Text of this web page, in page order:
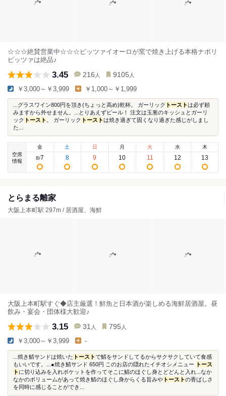
☆☆☆絶賛営業中☆☆☆ピッツァイオーロが窯で焼き上げる本格ナポリ
ピッツァは絶品♪
3.45 216 人 9105 人
￥3,000～￥3,999 ￥1,000～￥1,999
...グラスワイン800円を頂き(ちょっと高め)乾杯。 ガーリック トーストは必ず頼
みますから外せません。...とりあえずビール！ 注文は玉葱のキッシュとガーリ
ック トースト 。 ガーリック トーストは焼き過ぎて固くなり過ぎた感じがしまし
た...
空席
情報
金
8/7
土
8
日
9
月
10
火
11
水
12
木
13
とらまる離家
大阪上本町駅 297m / 居酒屋、海鮮
大阪上本町駅すぐ◆店主厳選！鮮魚と日本酒が楽しめる海鮮居酒屋。昼
飲み・宴会・団体様大歓迎♪
3.15 31 人 795 人
￥3,000～￥3,999 -
...焼き鯖サンドは焼いた トーストで鯖をサンドしてるからサクサクしていて食感
もいいです。...●焼き鯖サンド 650円 このお店の隠れたイチオシメニュー
トース
ト に切り込みを入れポケットを作ってそこに鯖のほぐし身とどどんと入れ...なか
なかのボリュームがあって焼き鯖のほぐし身からくる旨みや トーストの香ばしさ
を同時に感じることができ...